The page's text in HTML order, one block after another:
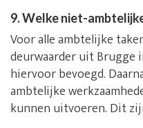
9. Welke niet-
Voor alle ambtelijke
deurwaarder uit Brugge
hiervoor bevoegd.
ambtelijke
kunnen uitvoeren. Dit